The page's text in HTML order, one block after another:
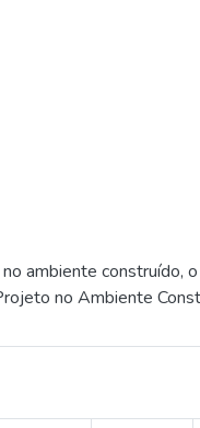
ambiente construído,
no Ambiente